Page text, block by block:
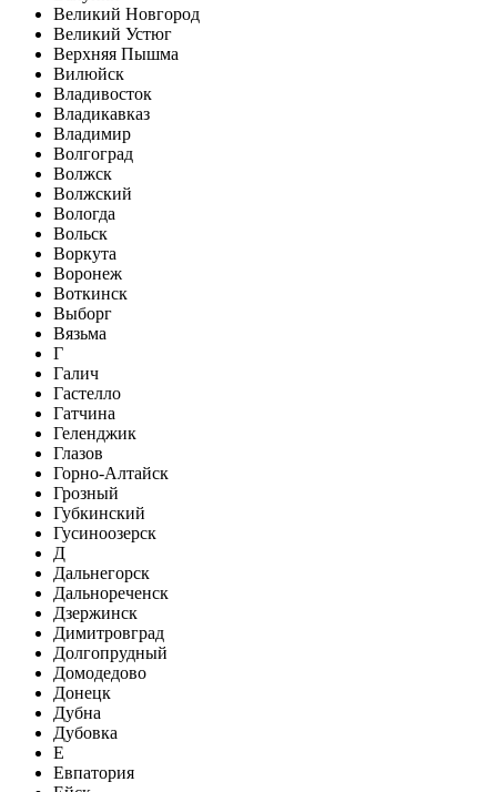
Великий Новгород
Великий Устюг
Верхняя Пышма
Вилюйск
Владивосток
Владикавказ
Владимир
Волгоград
Волжск
Волжский
Вологда
Вольск
Воркута
Воронеж
Воткинск
Выборг
Вязьма
Г
Галич
Гастелло
Гатчина
Геленджик
Глазов
Горно-Алтайск
Грозный
Губкинский
Гусиноозерск
Д
Дальнегорск
Дальнореченск
Дзержинск
Димитровград
Долгопрудный
Домодедово
Донецк
Дубна
Дубовка
Е
Евпатория